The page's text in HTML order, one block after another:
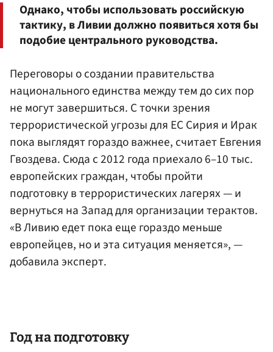
Однако, чтобы использовать российскую
тактику, в Ливии должно появиться хотя бы
подобие центрального руководства.
Переговоры о создании правительства
национального единства между тем до сих пор
не могут завершиться. С точки зрения
террористической угрозы для ЕС Сирия и Ирак
пока выглядят гораздо важнее, считает Евгения
Гвоздева. Сюда с 2012 года приехало 6–10 тыс.
европейских граждан, чтобы пройти
подготовку в террористических лагерях — и
вернуться на Запад для организации терактов.
«В Ливию едет пока еще гораздо меньше
европейцев, но и эта ситуация меняется», —
добавила эксперт.
Год на подготовку